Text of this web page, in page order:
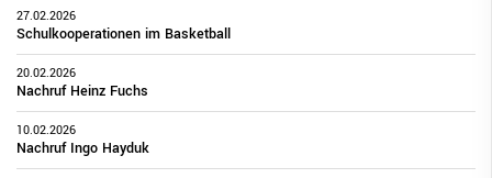
27.02.2026
Schulkooperationen im Basketball
20.02.2026
Nachruf Heinz Fuchs
10.02.2026
Nachruf Ingo Hayduk